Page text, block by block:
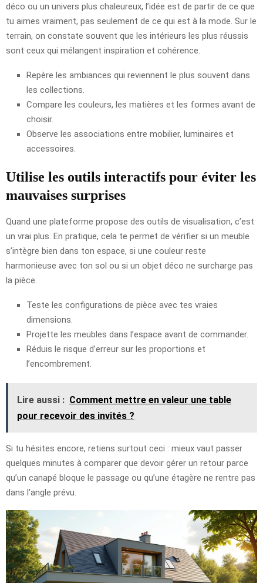
déco ou un univers plus chaleureux, l’idée est de partir de ce que
tu aimes vraiment, pas seulement de ce qui est à la mode. Sur le
terrain, on constate souvent que les intérieurs les plus réussis
sont ceux qui mélangent inspiration et cohérence.
Repère les ambiances qui reviennent le plus souvent dans
les collections.
Compare les couleurs, les matières et les formes avant de
choisir.
Observe les associations entre mobilier, luminaires et
accessoires.
Utilise les outils interactifs pour éviter les
mauvaises surprises
Quand une plateforme propose des outils de visualisation, c’est
un vrai plus. En pratique, cela te permet de vérifier si un meuble
s’intègre bien dans ton espace, si une couleur reste
harmonieuse avec ton sol ou si un objet déco ne surcharge pas
la pièce.
Teste les configurations de pièce avec tes vraies
dimensions.
Projette les meubles dans l’espace avant de commander.
Réduis le risque d’erreur sur les proportions et
l’encombrement.
Lire aussi : Comment mettre en valeur une table
pour recevoir des invités ?
Si tu hésites encore, retiens surtout ceci : mieux vaut passer
quelques minutes à comparer que devoir gérer un retour parce
qu’un canapé bloque le passage ou qu’une étagère ne rentre pas
dans l’angle prévu.